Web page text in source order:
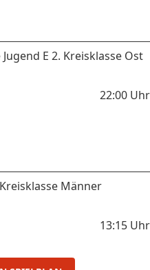
E 2. Kreisklasse Ost
22:00 Uhr
Männer
13:15 Uhr